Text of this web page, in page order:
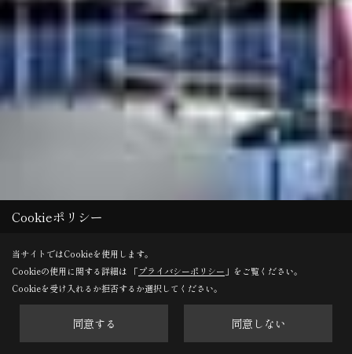
Cookieポリシー
当サイトではCookieを使用します。
Cookieの使用に関する詳細は 「プライバシーポリシー 」をご覧ください。
Cookieを受け入れるか拒否するか選択してください。
同意する 同意しない